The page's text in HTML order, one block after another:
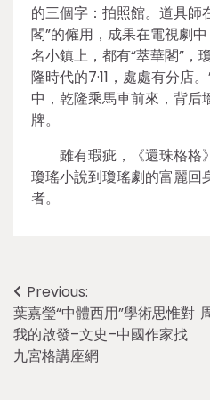
的三個字：拍照館。道具師
閣”的僱用，成果在電視劇
名小鎮上，都有“萃華閣”，
隆時代的7·11，處處有分店
中，乾隆乘馬車前來，背后
牌。
雖有瑕疵，《還珠格格
瓊瑤小說到瓊瑤劇的富麗回
者。
Post
navigation
Previous:
葉嘉瑩“中體西用”學術思惟對
我的啟發–文史–中國作家找
九宮格講座網